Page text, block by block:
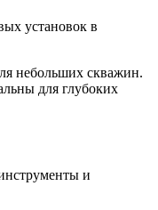
установок в
небольших скважин.
для глубоких
и